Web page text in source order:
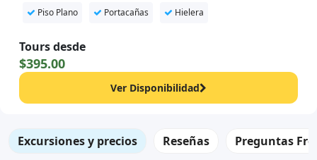
Piso Plano Portacañas Hielera
Tours desde
$395.00
Ver Disponibilidad
Excursiones y precios Reseñas Preguntas